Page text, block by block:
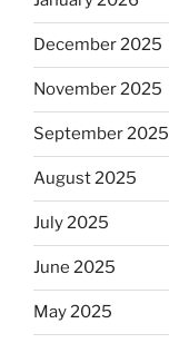
December 2025
November 2025
September 2025
August 2025
July 2025
June 2025
May 2025